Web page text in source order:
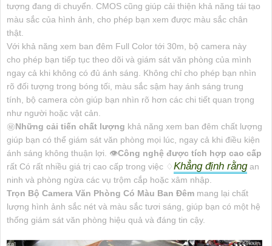
tượng đang di chuyển. CMOS cũng giúp cải thiện khả năng tái tạo
màu sắc của hình ảnh, cho phép bạn xem được màu sắc chân
thật.
Với khả năng xem ban đêm Full Color tới 30m, bộ camera này
cho phép bạn tiếp tục theo dõi và giám sát văn phòng của mình
ngay cả khi không có đủ ánh sáng. Không chỉ cho phép bạn nhìn
rõ đối tượng trong bóng tối, màu sắc sậm hay ánh sáng trung
tính, bộ camera còn giúp bạn nhìn rõ hơn các chi tiết quan trọng
như người hoặc vật cản.
㊙️Những cải tiến chất lượng khả năng xem ban đêm chất lượng
giúp bạn có thể giám sát văn phòng mọi lúc, ngay cả khi điều kiện
ánh sáng không thuận lợi. 👁Công nghệ được tích hợp cao cấp
rất Có rất nhiều giá trị cao cấp trong việc ♢Khẳng định rằngan
ninh và phòng ngừa các vụ trộm cắp hoặc xâm nhập.
Trọn Bộ Camera Văn Phòng Có Màu Ban Đêm mang lại chất
lượng hình ảnh sắc nét và màu sắc tươi sáng, giúp bạn có một hệ
thống giám sát văn phòng hiệu quả và đáng tin cậy.